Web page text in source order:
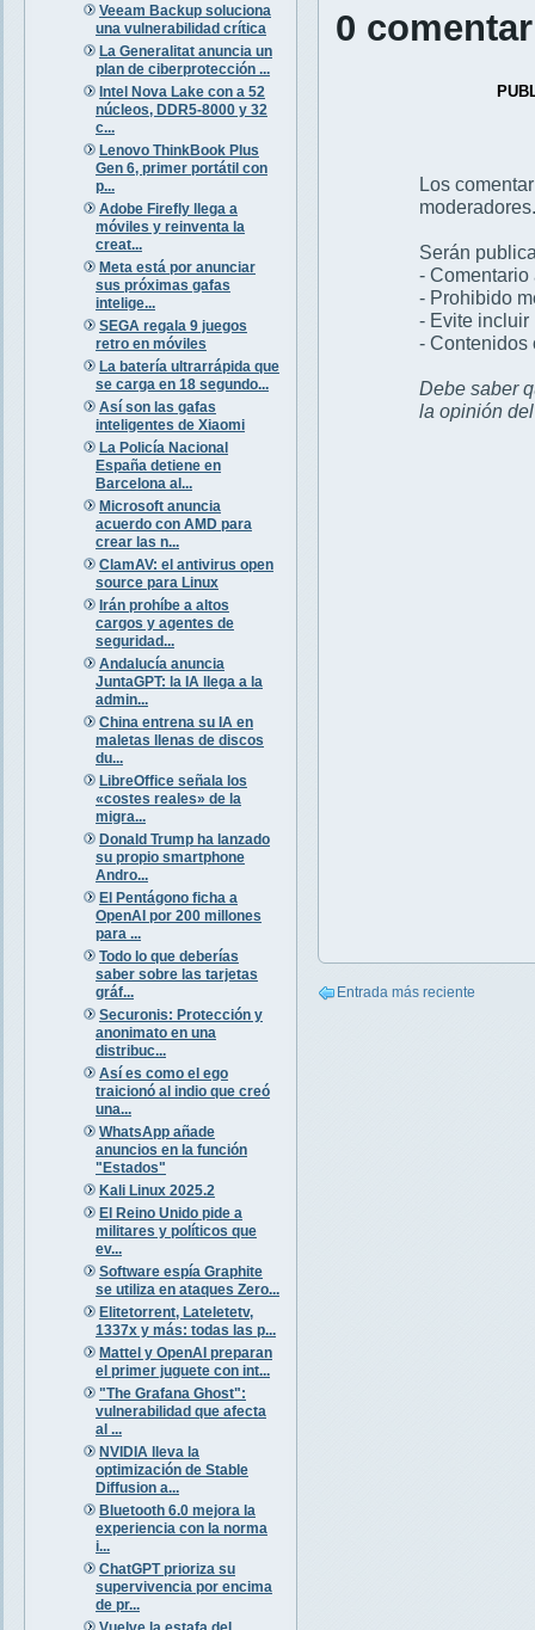
Veeam Backup soluciona
una vulnerabilidad crítica
La Generalitat anuncia un
plan de ciberprotección ...
Intel Nova Lake con a 52
núcleos, DDR5-8000 y 32
c...
Lenovo ThinkBook Plus
Gen 6, primer portátil con
p...
Adobe Firefly llega a
móviles y reinventa la
creat...
Meta está por anunciar
sus próximas gafas
intelige...
SEGA regala 9 juegos
retro en móviles
La batería ultrarrápida que
se carga en 18 segundo...
Así son las gafas
inteligentes de Xiaomi
La Policía Nacional
España detiene en
Barcelona al...
Microsoft anuncia
acuerdo con AMD para
crear las n...
ClamAV: el antivirus open
source para Linux
Irán prohíbe a altos
cargos y agentes de
seguridad...
Andalucía anuncia
JuntaGPT: la IA llega a la
admin...
China entrena su IA en
maletas llenas de discos
du...
LibreOffice señala los
«costes reales» de la
migra...
Donald Trump ha lanzado
su propio smartphone
Andro...
El Pentágono ficha a
OpenAI por 200 millones
para ...
Todo lo que deberías
saber sobre las tarjetas
gráf...
Securonis: Protección y
anonimato en una
distribuc...
Así es como el ego
traicionó al indio que creó
una...
WhatsApp añade
anuncios en la función
"Estados"
Kali Linux 2025.2
El Reino Unido pide a
militares y políticos que
ev...
Software espía Graphite
se utiliza en ataques Zero...
Elitetorrent, Lateletetv,
1337x y más: todas las p...
Mattel y OpenAI preparan
el primer juguete con int...
"The Grafana Ghost":
vulnerabilidad que afecta
al ...
NVIDIA lleva la
optimización de Stable
Diffusion a...
Bluetooth 6.0 mejora la
experiencia con la norma
i...
ChatGPT prioriza su
supervivencia por encima
de pr...
0
Los
moderadores.
Serán
- Comentario
- Prohibido
- Evite incluir
- Contenidos
Debe saber
la opinión
Entrada más reciente